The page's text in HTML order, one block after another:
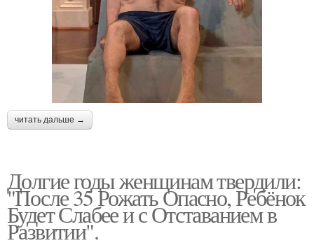
читать дальше →
Долгие годы женщинам твердили:
"После 35 Рожать Опасно, Ребёнок
Будет Слабее и с Отставанием в
Развитии".